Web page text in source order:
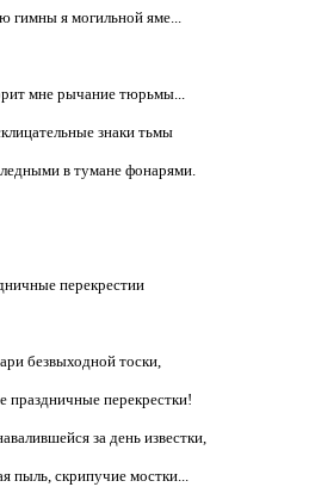
гимны я могильной яме...
мне рычание тюрьмы...
знаки тьмы
в тумане фонарями.
перекрестии
безвыходной тоски,
праздничные перекрестки!
за день известки,
пыль, скрипучие мостки...